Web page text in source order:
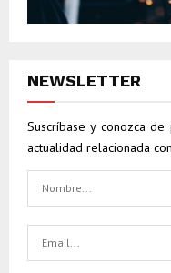
NEWSLETTER
Suscríbase y conozca
actualidad relacionada